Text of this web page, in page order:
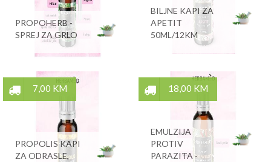
PROPOHERB -
SPREJ ZA GRLO
BILJNE KAPI ZA
APETIT
50ML/12KM
7,00 KM
PROPOLIS KAPI
ZA ODRASLE,
18,00 KM
EMULZIJA
PROTIV
PARAZITA -